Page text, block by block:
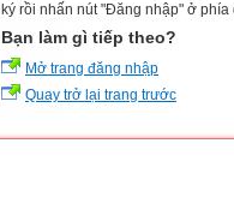
ký rồi nhấn nút "Đăng nhập" ở
Bạn làm gì tiếp theo?
Mở trang đăng nhập
Quay trở lại trang trước